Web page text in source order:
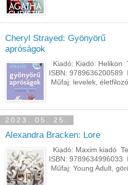
Cheryl Strayed: Gyönyörű
apróságok
Kiadó: Kiadó: Helikon
ISBN: 9789636200589
Műfaj: levelek,
2023. 05. 25.
Alexandra Bracken: Lore
Kiadó: Maxim kiadó
ISBN: 9789634996033
Műfaj: Young Adult,